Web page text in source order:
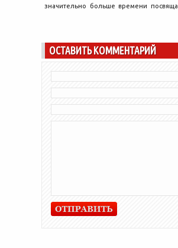
значительно больше времени
ОСТАВИТЬ КОММЕНТАРИЙ